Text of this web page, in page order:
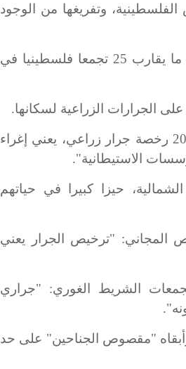
وتفريغها من الوجود
يقول رئيس مجلس قروي المالح مهدي دراغمة: "هناك ما يقارب 25 تجمعا فلسطينيا في
الجرارات الزراعية لسكانها.
يقول الناشط الحقوقي عارف دراغمة: "منح أكثر من 200 رخصة جرار زراعي، يعني إغراء
الاستيطانية".
حيزا كبيرا في حياتهم
المجاني: "ترخيص الجرار يعني
الشريط الغوري: "جراري
وأبقاه "مقصوص الجناحين" على حد